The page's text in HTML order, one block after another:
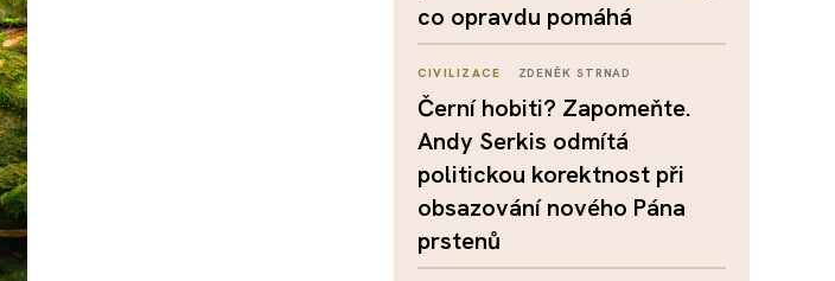
co opravdu pomáhá
CIVILIZACE ZDENĚK STRNAD
Černí hobiti? Zapomeňte.
Andy Serkis odmítá
politickou korektnost při
obsazování nového Pána
prstenů